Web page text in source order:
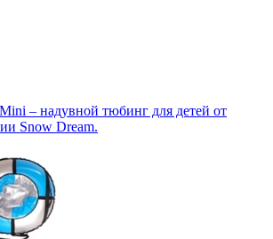
– надувной тюбинг для детей от
Snow Dream.